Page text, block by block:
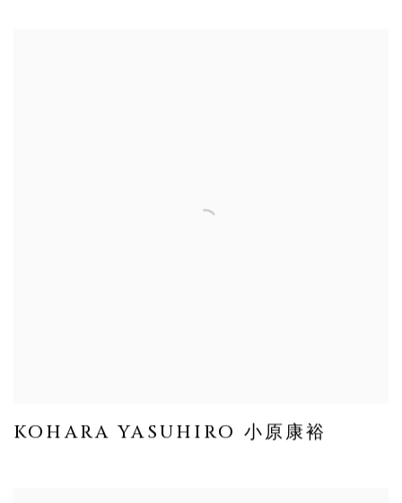
KOHARA YASUHIRO 小原康裕